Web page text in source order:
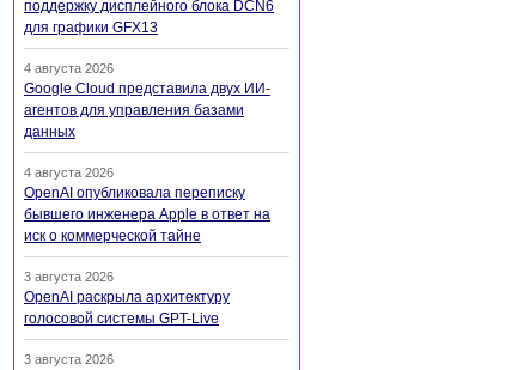
поддержку дисплейного блока DCN6
для графики GFX13
4 августа 2026
Google Cloud представила двух ИИ-
агентов для управления базами
данных
4 августа 2026
OpenAI опубликовала переписку
бывшего инженера Apple в ответ на
иск о коммерческой тайне
3 августа 2026
OpenAI раскрыла архитектуру
голосовой системы GPT-Live
3 августа 2026